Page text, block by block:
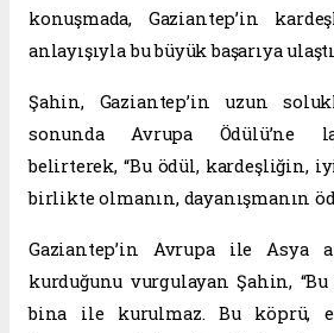
konuşmada, Gaziantep’in
anlayışıyla bu büyük başarıya
Şahin, Gaziantep’in uzun
sonunda Avrupa Ödülü’ne
belirterek, “Bu ödül, kardeşliğin,
birlikte olmanın, dayanışmanın
Gaziantep’in Avrupa ile Asya
kurduğunu vurgulayan Şahin,
bina ile kurulmaz. Bu köprü,